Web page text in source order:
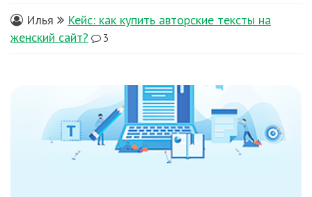
Илья
Кейс: как купить авторские тексты на
женский сайт?
3